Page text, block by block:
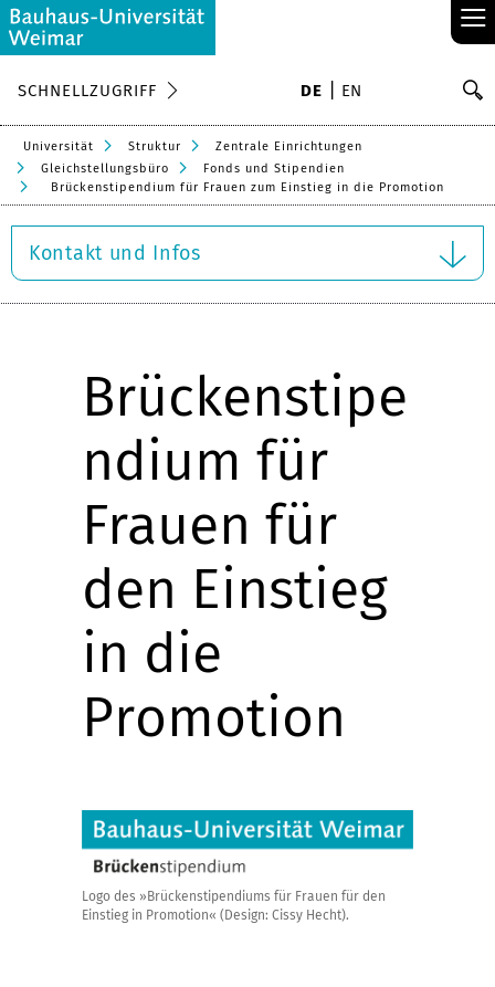
≡
SCHNELLZUGRIFF DE EN
Universität Struktur
Zentrale Einrichtungen
Gleichstellungsbüro
Fonds und Stipendien
Brückenstipendium für Frauen zum Einstieg in die Promotion
Kontakt und Infos
Brückenstipe
ndium für
Frauen für
den Einstieg
in die
Promotion
Logo des »Brückenstipendiums für Frauen für den
Einstieg in Promotion« (Design: Cissy Hecht).